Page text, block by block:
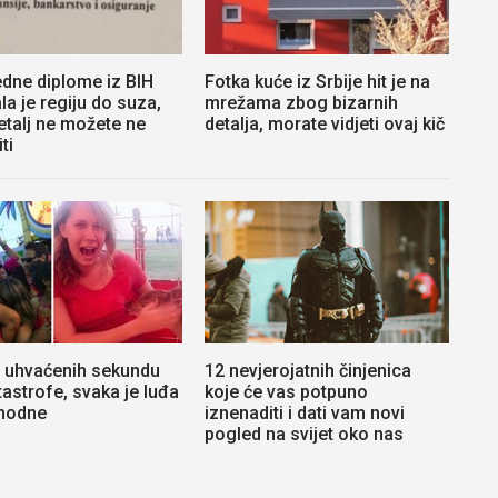
diplome iz BIH
je regiju do suza,
ne možete ne
Fotka kuće iz Srbije hit je na
mrežama zbog bizarnih
detalja, morate vidjeti ovaj kič
sekundu
svaka je luđa
12 nevjerojatnih činjenica
koje će vas potpuno
iznenaditi i dati vam novi
pogled na svijet oko nas